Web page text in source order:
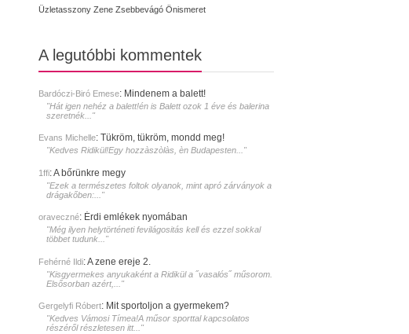
Üzletasszony Zene Zsebbevágó Önismeret
A legutóbbi kommentek
Bardóczi-Biró Emese: Mindenem a balett!
"Hát igen nehéz a balett!én is Balett ozok 1 éve és balerina
szeretnék..."
Evans Michelle: Tükröm, tükröm, mondd meg!
"Kedves Ridikül!Egy hozzàszòlàs, èn Budapesten..."
1ffi:A bőrünkre megy
"Ezek a természetes foltok olyanok, mint apró zárványok a
drágakőben:..."
oraveczné: Érdi emlékek nyomában
"Még ilyen helytörténeti fevilágositás kell és ezzel sokkal
többet tudunk..."
Fehérné Ildi:A zene ereje 2.
"Kisgyermekes anyukaként a Ridikül a ˝vasalós˝ műsorom.
Elsősorban azért,..."
Gergelyfi Róbert: Mit sportoljon a gyermekem?
"Kedves Vámosi Tímea!A műsor sporttal kapcsolatos
részéről részletesen itt..."